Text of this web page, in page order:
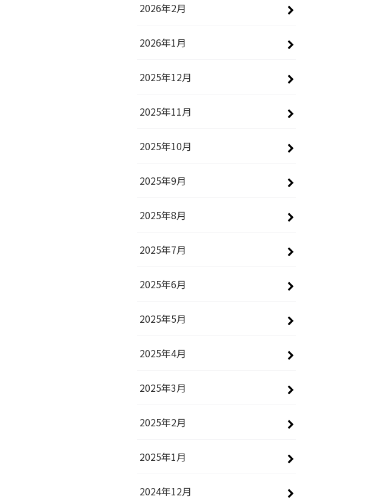
2026年2月
2026年1月
2025年12月
2025年11月
2025年10月
2025年9月
2025年8月
2025年7月
2025年6月
2025年5月
2025年4月
2025年3月
2025年2月
2025年1月
2024年12月